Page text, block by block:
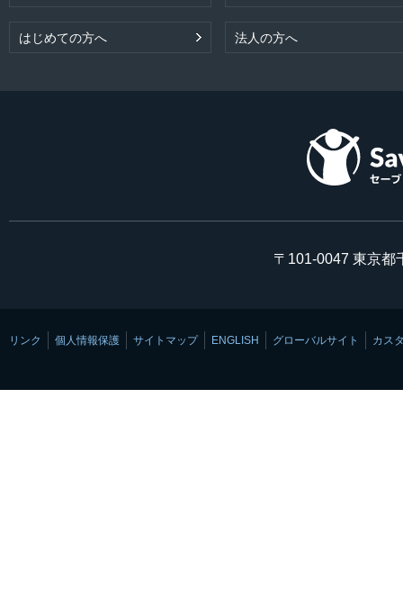
はじめての方へ 法人の方へ
〒101-0047 東京都
リンク 個人情報保護 サイトマップ ENGLISH グローバルサイト カス